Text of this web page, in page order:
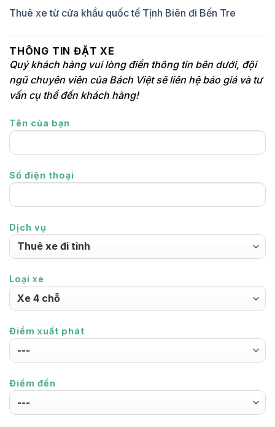
Thuê xe từ cửa khẩu quốc tế Tịnh Biên đi Bến Tre
THÔNG TIN ĐẶT XE
Quý khách hàng vui lòng điền thông tin bên dưới, đội
ngũ chuyên viên của Bách Việt sẽ liên hệ báo giá và tư
vấn cụ thể đến khách hàng!
Tên của bạn
Số điện thoại
Dịch vụ
Loại xe
Điểm xuất phát
Điểm đến